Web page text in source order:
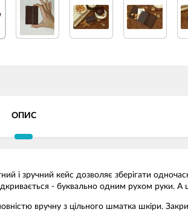
ОПИС
і зручний кейс дозволяє зберігати
- буквально одним рухом руки. А
вручну з цільного шматка шкіри.